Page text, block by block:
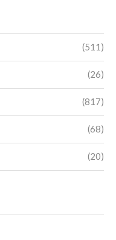
(511)
(26)
(817)
(68)
(20)